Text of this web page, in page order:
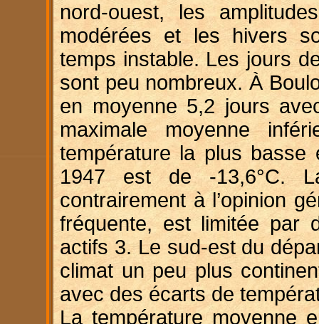
nord-ouest, les
modérées et les hivers
temps instable. Les jours
sont peu nombreux. À
en moyenne 5,2 jours
maximale moyenne
température la plus basse
1947 est de -13,6°C.
contrairement à l’opinion
fréquente, est limitée par
actifs 3. Le sud-est du
climat un peu plus
avec des écarts de
La température moyenne